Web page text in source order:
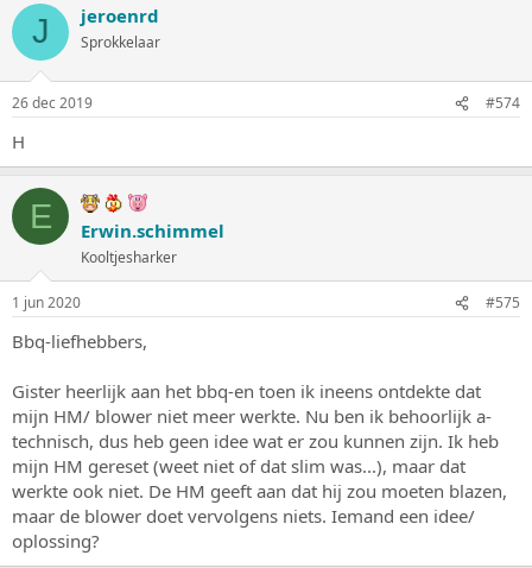
J jeroenrd
Sprokkelaar
26 dec 2019 #574
H
E Erwin.schimmel
Kooltjesharker
1 jun 2020 #575
Bbq-liefhebbers,
Gister heerlijk aan het bbq-en toen ik ineens ontdekte dat
mijn HM/ blower niet meer werkte. Nu ben ik behoorlijk a-
technisch, dus heb geen idee wat er zou kunnen zijn. Ik heb
mijn HM gereset (weet niet of dat slim was...), maar dat
werkte ook niet. De HM geeft aan dat hij zou moeten blazen,
maar de blower doet vervolgens niets. Iemand een idee/
oplossing?